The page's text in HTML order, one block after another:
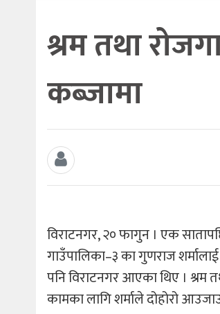
श्रम तथा
कब्जामा
विराटनगर, २० फागुन । एक
गाउँपालिका–३ का गुणराज
पनि विराटनगर आएका थिए । श्रम
कामका लागि शर्माले दोहोरो